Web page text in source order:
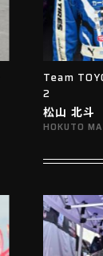
Team
2
松山 北斗
HOKUTO